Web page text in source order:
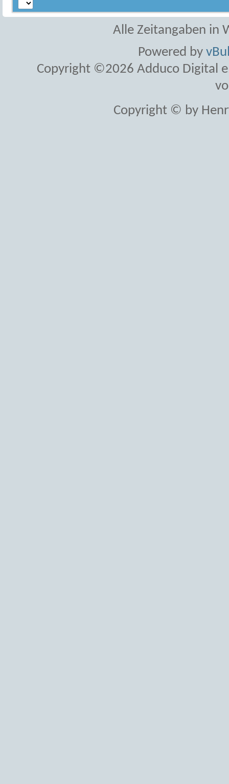
Alle Zeitangaben in
Powered by
Copyright ©2026 Adduco Digital
Copyright © by